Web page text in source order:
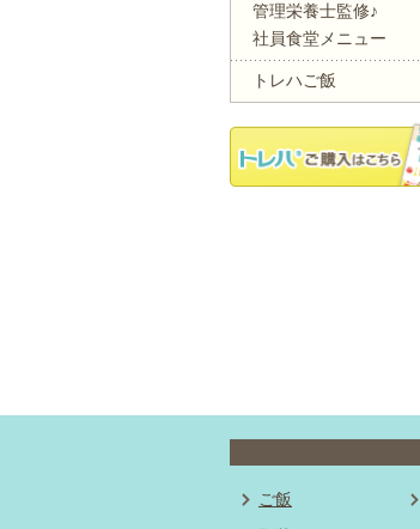
管理栄養士監修♪
社員食堂メニュー
トレハご飯
ご飯